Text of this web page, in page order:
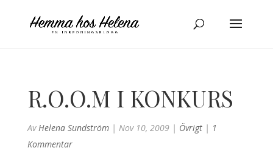
R.O.O.M I KONKURS
AvHelena Sundström| Nov 10, 2009| Övrigt| 1
Kommentar